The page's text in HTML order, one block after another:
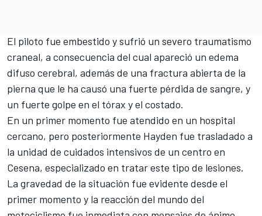
El piloto fue embestido y sufrió un severo traumatismo
craneal, a consecuencia del cual apareció un edema
difuso cerebral, además de una fractura abierta de la
pierna que le ha causó una fuerte pérdida de sangre, y
un fuerte golpe en el tórax y el costado.
En un primer momento fue atendido en un hospital
cercano, pero posteriormente Hayden fue trasladado a
la unidad de cuidados intensivos de un centro en
Cesena, especializado en tratar este tipo de lesiones.
La gravedad de la situación fue evidente desde el
primer momento y la reacción del mundo del